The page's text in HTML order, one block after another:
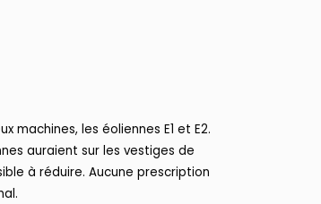
machines, les éoliennes E1 et E2.
auraient sur les vestiges de
à réduire. Aucune prescription